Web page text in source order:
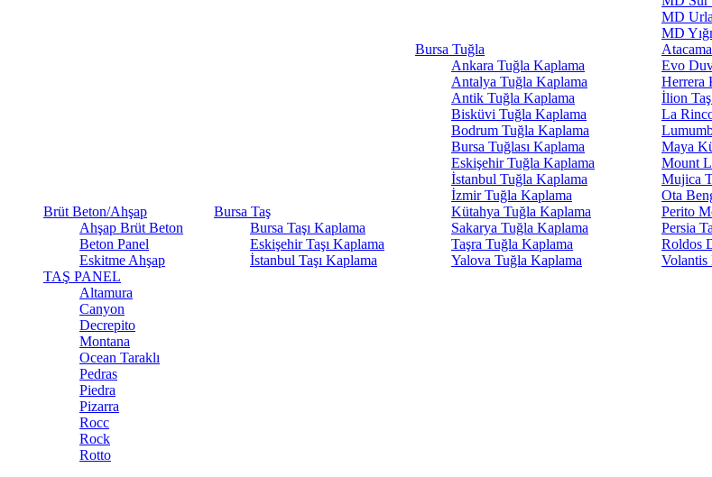
Brüt Beton/Ahşap
Ahşap Brüt Beton
Beton Panel
Eskitme Ahşap
Bursa Taş
Bursa Taşı Kaplama
Eskişehir Taşı Kaplama
İstanbul Taşı Kaplama
Bursa Tuğla
Ankara Tuğla Kaplama
Antalya Tuğla Kaplama
Antik Tuğla Kaplama
Bisküvi Tuğla Kaplama
Bodrum Tuğla Kaplama
Bursa Tuğlası Kaplama
Eskişehir Tuğla Kaplama
İstanbul Tuğla Kaplama
İzmir Tuğla Kaplama
Kütahya Tuğla Kaplama
Sakarya Tuğla Kaplama
Taşra Tuğla Kaplama
Yalova Tuğla Kaplama
MD Urla
MD
Evo
Herrera
İlion
La
Maya
Mount
Mujica
Ota
Perito
Persia
Roldos
Volantis
TAŞ PANEL
Altamura
Canyon
Decrepito
Montana
Ocean Taraklı
Pedras
Piedra
Pizarra
Rocc
Rock
Rotto